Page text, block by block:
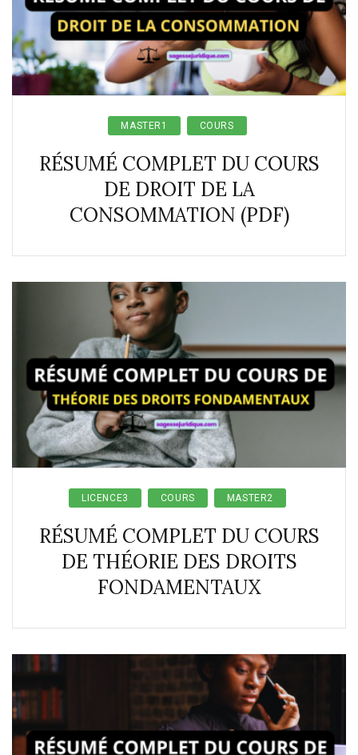
MASTER1 COURS
RÉSUMÉ COMPLET DU COURS
DE DROIT DE LA
CONSOMMATION (PDF)
LICENCE3 COURS MASTER2
RÉSUMÉ COMPLET DU COURS
DE THÉORIE DES DROITS
FONDAMENTAUX